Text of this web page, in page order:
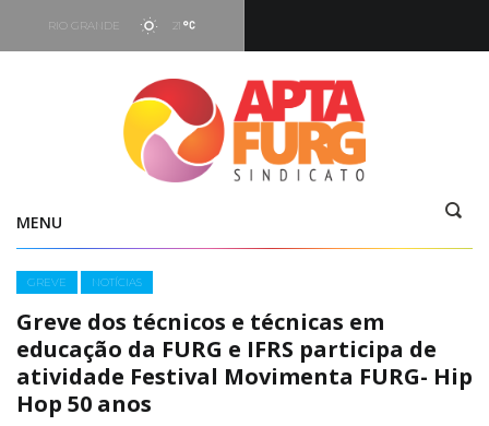
RIO GRANDE 21
- 19:29
Vento
7.66 kt - 293°
MENU
Categories
GREVE NOTÍCIAS
Greve dos técnicos e técnicas em
educação da FURG e IFRS participa de
atividade Festival Movimenta FURG- Hip
Hop 50 anos